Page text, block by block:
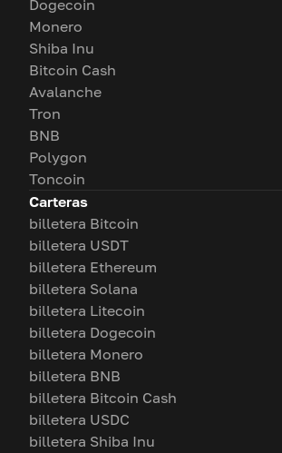
Dogecoin
Monero
Shiba Inu
Bitcoin Cash
Avalanche
Tron
BNB
Polygon
Toncoin
Carteras
billetera Bitcoin
billetera USDT
billetera Ethereum
billetera Solana
billetera Litecoin
billetera Dogecoin
billetera Monero
billetera BNB
billetera Bitcoin Cash
billetera USDC
billetera Shiba Inu